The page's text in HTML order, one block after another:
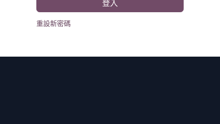
登入
重設新密碼